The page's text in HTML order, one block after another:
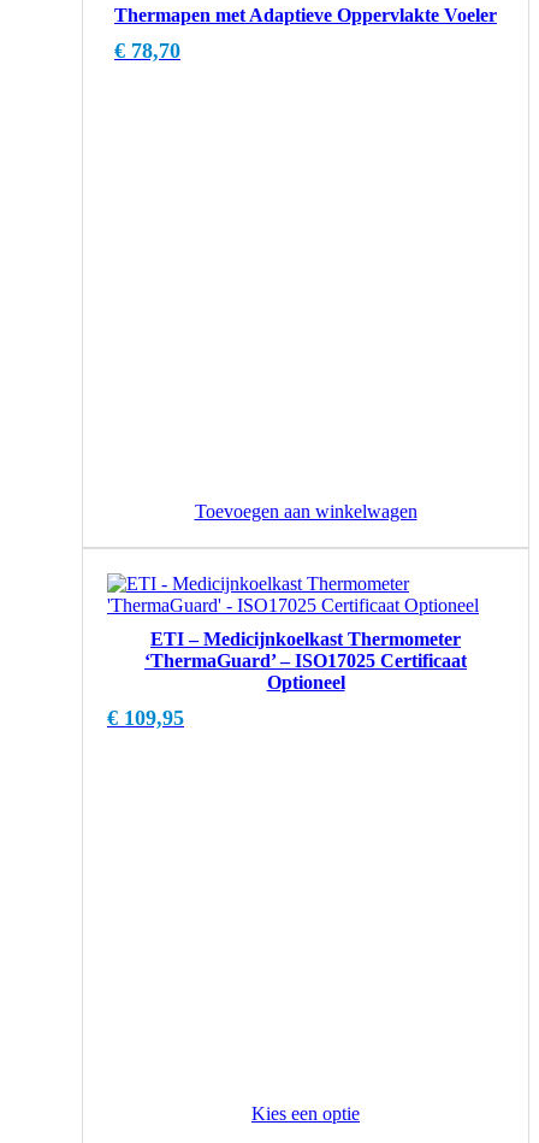
Thermapen met Adaptieve Oppervlakte Voeler
€ 78,70
Toevoegen aan winkelwagen
ETI – Medicijnkoelkast Thermometer
‘ThermaGuard’ – ISO17025 Certificaat
Optioneel
€ 109,95
Kies een optie